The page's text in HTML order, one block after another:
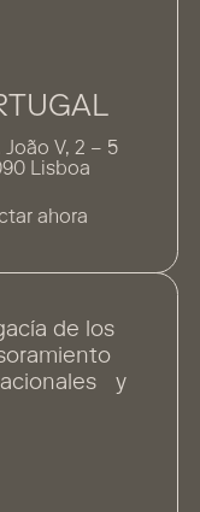
João V, 2 – 5
Lisboa
ahora
de los
y